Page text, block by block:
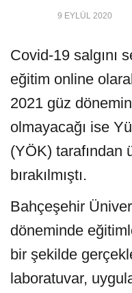
9 EYLÜL 2020
Covid-19 salgını
eğitim online
2021 güz
olmayacağı ise
(YÖK) tarafından
bırakılmıştı.
Bahçeşehir
döneminde
bir şekilde
laboratuvar,